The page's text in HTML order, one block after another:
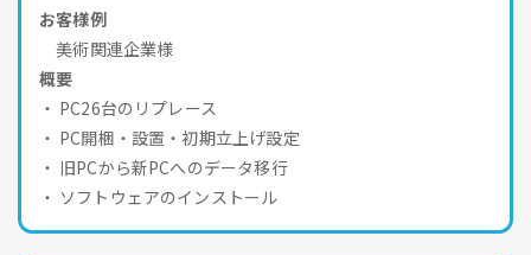
お客様例
美術関連企業様
概要
PC26台のリプレース
PC開梱・設置・初期立上げ設定
旧PCから新PCへのデータ移行
ソフトウェアのインストール